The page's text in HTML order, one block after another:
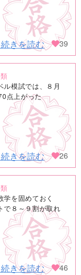
きを読む 39
ル模試では、８月
点上がった
きを読む 26
を固めておく
で８～９割が取れ
きを読む 46